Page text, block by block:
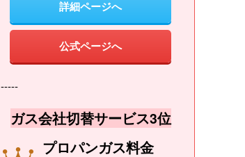
詳細ページへ
公式ページへ
-----
ガス会社切替サービス3位
プロパンガス料金